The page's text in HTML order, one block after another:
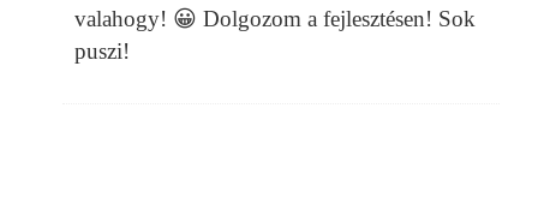
valahogy! 😀 Dolgozom a fejlesztésen! Sok
puszi!